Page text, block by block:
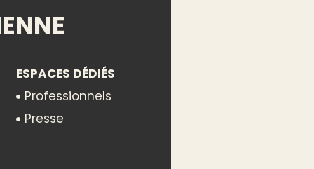
ESPACES DÉDIÉS
Professionnels
Presse